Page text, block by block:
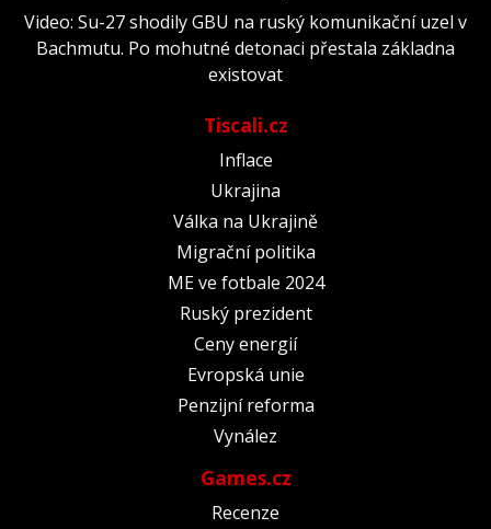
Video: Su-27 shodily GBU na ruský komunikační uzel v
Bachmutu. Po mohutné detonaci přestala základna
existovat
Tiscali.cz
Inflace
Ukrajina
Válka na Ukrajině
Migrační politika
ME ve fotbale 2024
Ruský prezident
Ceny energií
Evropská unie
Penzijní reforma
Vynález
Games.cz
Recenze